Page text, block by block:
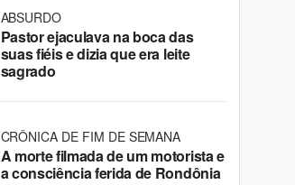
ABSURDO
Pastor ejaculava na boca das
suas fiéis e dizia que era leite
sagrado
CRÔNICA DE FIM DE SEMANA
A morte filmada de um motorista e
a consciência ferida de Rondônia